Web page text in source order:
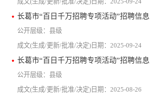
长葛市“百日千万招聘专项活动”招聘信息
县级
2025-09-24
长葛市“百日千万招聘专项活动”招聘信息
县级
2025-08-26